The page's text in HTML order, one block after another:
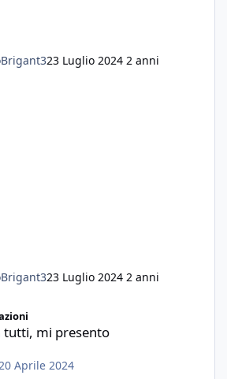
23 Luglio 2024 2 anni
23 Luglio 2024 2 anni
tutti, mi presento
Aprile 2024